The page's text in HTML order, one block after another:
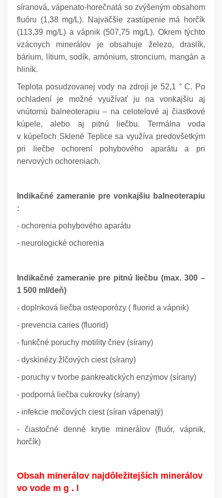
síranová, vápenato-horečnatá so zvýšeným obsahom
fluóru (1,38 mg/L). Najväčšie zastúpenie má horčík
(113,39 mg/L) a vápnik (507,75 mg/L). Okrem týchto
vzácnych minerálov je obsahuje železo, draslík,
bárium, lítium, sodík, amónium, stroncium, mangán a
hliník.
Teplota posudzovanej vody na zdroji je 52,1 ° C. Po
ochladení je možné využívať ju na vonkajšiu aj
vnútornú balneoterapiu – na celotelové aj čiastkové
kúpele, alebo aj pitnú liečbu. Termálna voda
v kúpeľoch Sklené Teplice sa využíva predovšetkým
pri liečbe ochorení pohybového aparátu a pri
nervových ochoreniach.
Indikačné zameranie pre vonkajšiu balneoterapiu
:
- ochorenia pohybového aparátu
- neurologické ochorenia
Indikačné zameranie pre pitnú liečbu (max. 300 –
1 500 ml/deň)
- doplnková liečba osteoporózy ( fluorid a vápnik)
- prevencia caries (fluorid)
- funkčné poruchy motility čriev (sírany)
- dyskinézy žlčových ciest (sírany)
- poruchy v tvorbe pankreatických enzýmov (sírany)
- podporná liečba cukrovky (sírany)
- infekcie močových ciest (síran vápenatý)
- čiastočné denné krytie minerálov (fluór, vápnik,
horčík)
Obsah minerálov najdôležitejších minerálov
vo vode m g . l